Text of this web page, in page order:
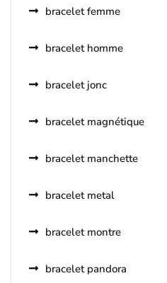
bracelet femme
bracelet homme
bracelet jonc
bracelet magnétique
bracelet manchette
bracelet metal
bracelet montre
bracelet pandora